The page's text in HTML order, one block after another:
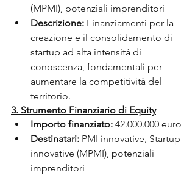
(MPMI), potenziali imprenditori
Descrizione: Finanziamenti per la
creazione e il consolidamento di
startup ad alta intensità di
conoscenza, fondamentali per
aumentare la competitività del
territorio.
3. Strumento Finanziario di Equity
Importo finanziato: 42.000.000 euro
Destinatari: PMI innovative, Startup
innovative (MPMI), potenziali
imprenditori